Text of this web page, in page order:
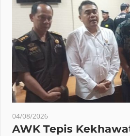
04/08/2026
AWK Tepis